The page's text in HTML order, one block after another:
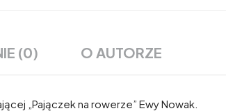
(0) O AUTORZE
„Pajączek na rowerze” Ewy Nowak.